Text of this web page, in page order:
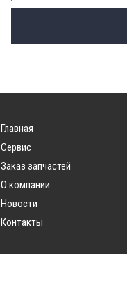
Главная
Сервис
Заказ запчастей
О компании
Новости
Контакты